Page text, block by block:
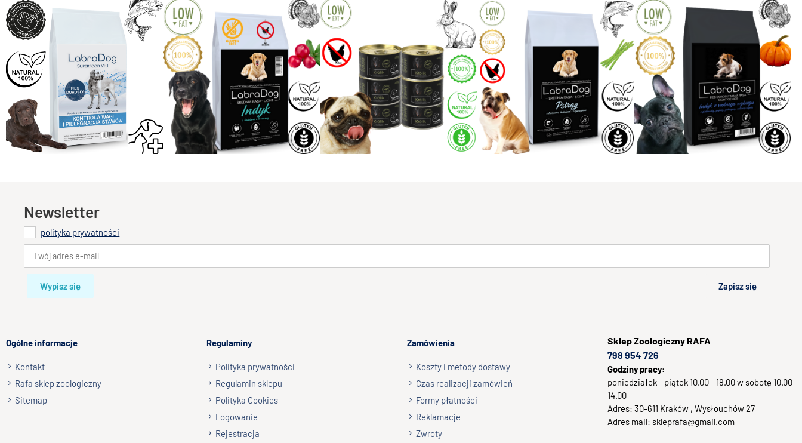
Newsletter
polityka prywatności
Wypisz się Zapisz się
Ogólne informacje
Kontakt
Rafa sklep zoologiczny
Sitemap
Regulaminy
Polityka prywatności
Regulamin sklepu
Polityka Cookies
Logowanie
Rejestracja
Zamówienia
Koszty i metody dostawy
Czas realizacji zamówień
Formy płatności
Reklamacje
Zwroty
SklepZoologiczny RAFA
798 954 726
Godziny pracy:
poniedziałek - piątek 10.00 - 18.00 w sobotę 10.00 -
14.00
Adres: 30-611 Kraków , Wysłouchów 27
Adres mail: skleprafa@gmail.com